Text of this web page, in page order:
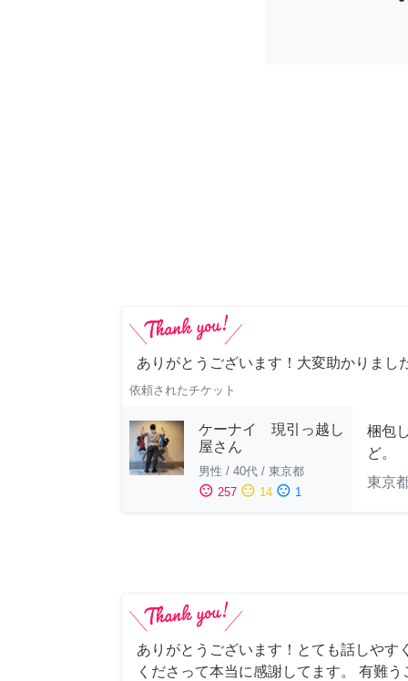
ありがとうございます！大変助かりまし
依頼されたチケット
ケーナイ 現引っ越し
屋さん
男性 / 40代 / 東京都
sentiment_satisfied 257 sentiment_neutral 14 sentiment_dissatisfied 1
梱包
ど。
東京
ありがとうございます！とても話しやす
くださって本当に感謝してます。 有難